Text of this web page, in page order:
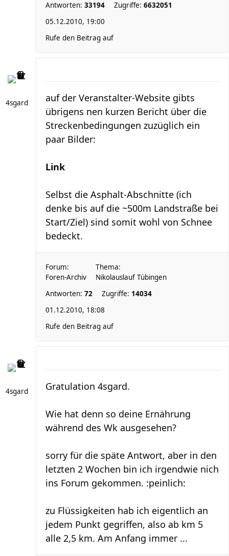
Antworten: 33194 Zugriffe: 6632051
05.12.2010, 19:00
Rufe den Beitrag auf
4sgard
auf der Veranstalter-Website gibts
übrigens nen kurzen Bericht über die
Streckenbedingungen zuzüglich ein
paar Bilder:
Link
Selbst die Asphalt-Abschnitte (ich
denke bis auf die ~500m Landstraße bei
Start/Ziel) sind somit wohl von Schnee
bedeckt.
Forum:
Foren-Archiv
Thema:
Nikolauslauf Tübingen
Antworten: 72 Zugriffe: 14034
01.12.2010, 18:08
Rufe den Beitrag auf
4sgard Gratulation 4sgard.
Wie hat denn so deine Ernährung
während des Wk ausgesehen?
sorry für die späte Antwort, aber in den
letzten 2 Wochen bin ich irgendwie nich
ins Forum gekommen. :peinlich:
zu Flüssigkeiten hab ich eigentlich an
jedem Punkt gegriffen, also ab km 5
alle 2,5 km. Am Anfang immer ...